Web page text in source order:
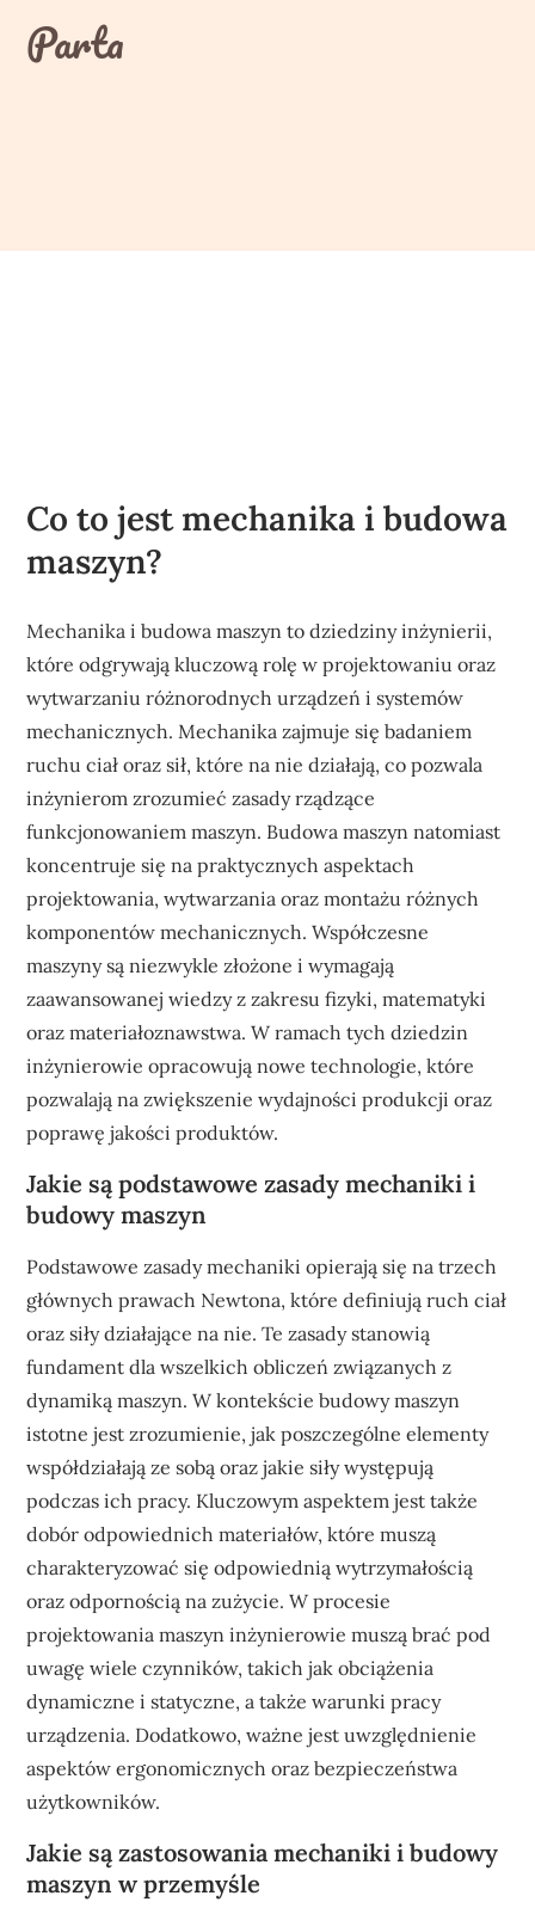
contentParta
Co to jest mechanika i budowa
maszyn?
Mechanika i budowa maszyn to dziedziny inżynierii,
które odgrywają kluczową rolę w projektowaniu oraz
wytwarzaniu różnorodnych urządzeń i systemów
mechanicznych. Mechanika zajmuje się badaniem
ruchu ciał oraz sił, które na nie działają, co pozwala
inżynierom zrozumieć zasady rządzące
funkcjonowaniem maszyn. Budowa maszyn natomiast
koncentruje się na praktycznych aspektach
projektowania, wytwarzania oraz montażu różnych
komponentów mechanicznych. Współczesne
maszyny są niezwykle złożone i wymagają
zaawansowanej wiedzy z zakresu fizyki, matematyki
oraz materiałoznawstwa. W ramach tych dziedzin
inżynierowie opracowują nowe technologie, które
pozwalają na zwiększenie wydajności produkcji oraz
poprawę jakości produktów.
Jakie są podstawowe zasady mechaniki i
budowy maszyn
Podstawowe zasady mechaniki opierają się na trzech
głównych prawach Newtona, które definiują ruch ciał
oraz siły działające na nie. Te zasady stanowią
fundament dla wszelkich obliczeń związanych z
dynamiką maszyn. W kontekście budowy maszyn
istotne jest zrozumienie, jak poszczególne elementy
współdziałają ze sobą oraz jakie siły występują
podczas ich pracy. Kluczowym aspektem jest także
dobór odpowiednich materiałów, które muszą
charakteryzować się odpowiednią wytrzymałością
oraz odpornością na zużycie. W procesie
projektowania maszyn inżynierowie muszą brać pod
uwagę wiele czynników, takich jak obciążenia
dynamiczne i statyczne, a także warunki pracy
urządzenia. Dodatkowo, ważne jest uwzględnienie
aspektów ergonomicznych oraz bezpieczeństwa
użytkowników.
Jakie są zastosowania mechaniki i budowy
maszyn w przemyśle